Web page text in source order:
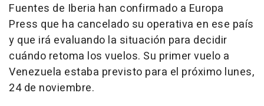
Fuentes de Iberia han confirmado a Europa
Press que ha cancelado su operativa en ese país
y que irá evaluando la situación para decidir
cuándo retoma los vuelos. Su primer vuelo a
Venezuela estaba previsto para el próximo lunes,
24 de noviembre.